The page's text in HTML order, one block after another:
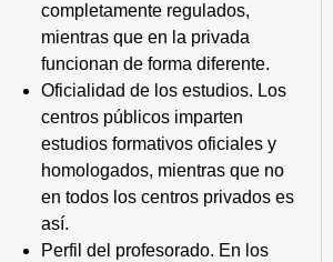
completamente regulados,
mientras que en la privada
funcionan de forma diferente.
Oficialidad de los estudios. Los
centros públicos imparten
estudios formativos oficiales y
homologados, mientras que no
en todos los centros privados es
así.
Perfil del profesorado. En los